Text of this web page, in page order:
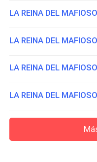
LA REINA DEL
LA REINA DEL
LA REINA DEL
LA REINA DEL